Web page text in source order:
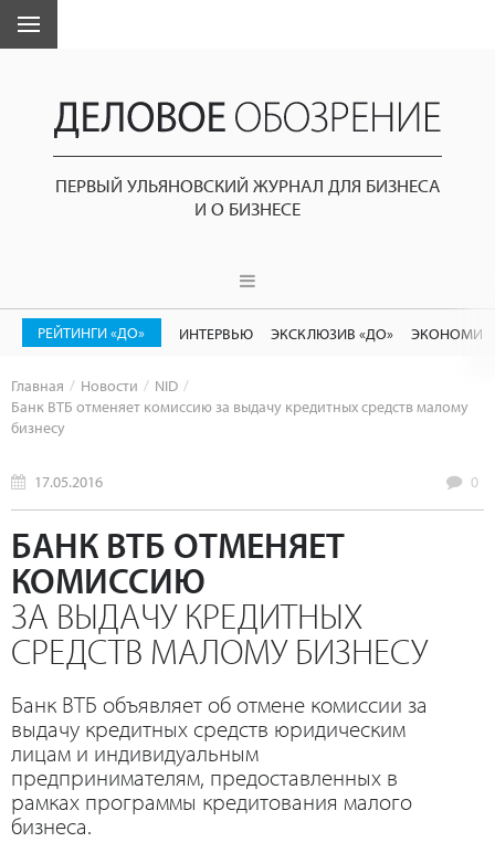
ПЕРВЫЙ УЛЬЯНОВСКИЙ ЖУРНАЛ ДЛЯ БИЗНЕСА
И О БИЗНЕСЕ
РЕЙТИНГИ «ДО» ИНТЕРВЬЮ ЭКСКЛЮЗИВ «ДО»
Главная Новости
NID
Банк ВТБ отменяет комиссию за выдачу кредитных средств малому
бизнесу
17.05.2016 0
БАНК ВТБ ОТМЕНЯЕТ
КОМИССИЮ
ЗА ВЫДАЧУ КРЕДИТНЫХ
СРЕДСТВ МАЛОМУ БИЗНЕСУ
Банк ВТБ объявляет об отмене комиссии за
выдачу кредитных средств юридическим
лицам и индивидуальным
предпринимателям, предоставленных в
рамках программы кредитования малого
бизнеса.